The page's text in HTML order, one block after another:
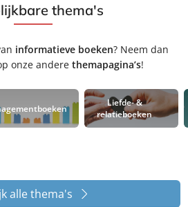
thema's
informatieve boeken? Neem dan
onze andere themapagina’s!
Liefde- &
relatieboeken
alle thema's